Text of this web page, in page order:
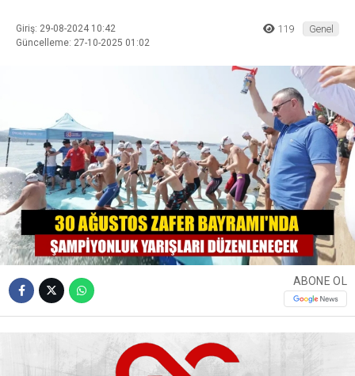
Giriş: 29-08-2024 10:42
Güncelleme: 27-10-2025 01:02
119 Genel
ABONE OL